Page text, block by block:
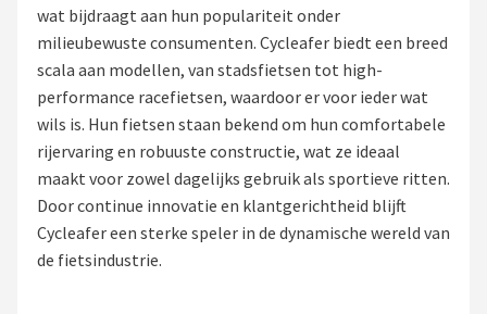
Stadsfietsen
Elektrische fietsen
Shop
POPULAIRE MERKEN
Basil
wat bijdraagt aan hun populariteit onder
milieubewuste consumenten. Cycleafer biedt een breed
scala aan modellen, van stadsfietsen tot high-
performance racefietsen, waardoor er voor ieder wat
wils is. Hun fietsen staan bekend om hun comfortabele
rijervaring en robuuste constructie, wat ze ideaal
maakt voor zowel dagelijks gebruik als sportieve ritten.
Door continue innovatie en klantgerichtheid blijft
Cycleafer een sterke speler in de dynamische wereld van
de fietsindustrie.